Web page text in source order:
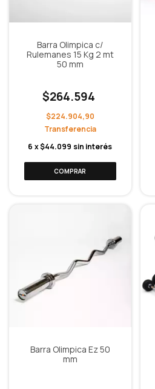
Barra Olimpica c/
Rulemanes 15 Kg 2 mt
50 mm
$264.594
$224.904,90
6 x$44.099 sin interés
Barra Olimpica Ez 50
mm